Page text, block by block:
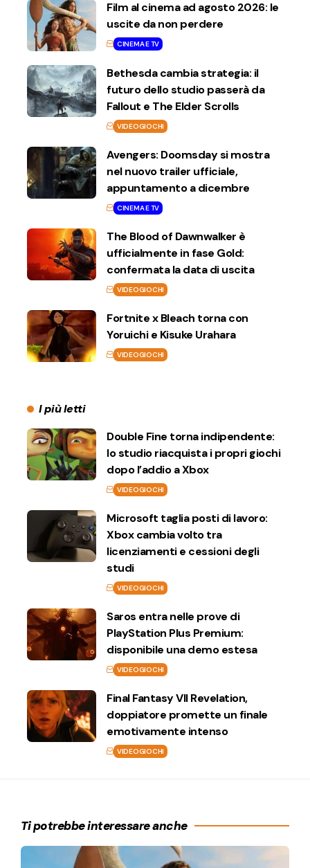
Film al cinema ad agosto 2026: le
uscite da non perdere
CINEMA E TV
Bethesda cambia strategia: il
futuro dello studio passerà da
Fallout e The Elder Scrolls
VIDEOGIOCHI
Avengers: Doomsday si mostra
nel nuovo trailer ufficiale,
appuntamento a dicembre
CINEMA E TV
The Blood of Dawnwalker è
ufficialmente in fase Gold:
confermata la data di uscita
VIDEOGIOCHI
Fortnite x Bleach torna con
Yoruichi e Kisuke Urahara
VIDEOGIOCHI
I più letti
Double Fine torna indipendente:
lo studio riacquista i propri giochi
dopo l’addio a Xbox
VIDEOGIOCHI
Microsoft taglia posti di lavoro:
Xbox cambia volto tra
licenziamenti e cessioni degli
studi
VIDEOGIOCHI
Saros entra nelle prove di
PlayStation Plus Premium:
disponibile una demo estesa
VIDEOGIOCHI
Final Fantasy VII Revelation,
doppiatore promette un finale
emotivamente intenso
VIDEOGIOCHI
Ti potrebbe interessare anche